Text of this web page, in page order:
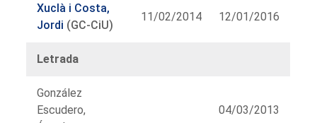
Xuclà i Costa,
Jordi (GC-CiU)
11/02/2014 12/01/2016
Letrada
González
Escudero,
04/03/2013